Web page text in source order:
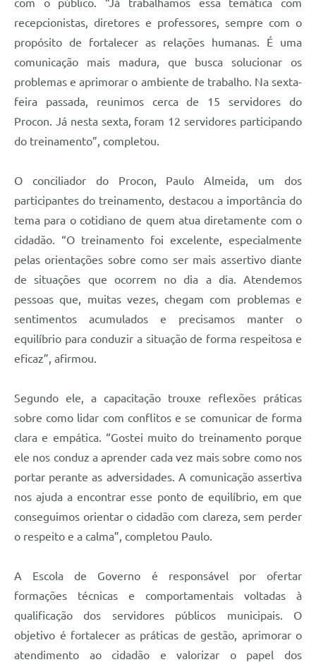
com o público. “Já trabalhamos essa temática com
recepcionistas, diretores e professores, sempre com o
propósito de fortalecer as relações humanas. É uma
comunicação mais madura, que busca solucionar os
problemas e aprimorar o ambiente de trabalho. Na sexta-
feira passada, reunimos cerca de 15 servidores do
Procon. Já nesta sexta, foram 12 servidores participando
do treinamento”, completou.
O conciliador do Procon, Paulo Almeida, um dos
participantes do treinamento, destacou a importância do
tema para o cotidiano de quem atua diretamente com o
cidadão. “O treinamento foi excelente, especialmente
pelas orientações sobre como ser mais assertivo diante
de situações que ocorrem no dia a dia. Atendemos
pessoas que, muitas vezes, chegam com problemas e
sentimentos acumulados e precisamos manter o
equilíbrio para conduzir a situação de forma respeitosa e
eficaz”, afirmou.
Segundo ele, a capacitação trouxe reflexões práticas
sobre como lidar com conflitos e se comunicar de forma
clara e empática. “Gostei muito do treinamento porque
ele nos conduz a aprender cada vez mais sobre como nos
portar perante as adversidades. A comunicação assertiva
nos ajuda a encontrar esse ponto de equilíbrio, em que
conseguimos orientar o cidadão com clareza, sem perder
o respeito e a calma”, completou Paulo.
A Escola de Governo é responsável por ofertar
formações técnicas e comportamentais voltadas à
qualificação dos servidores públicos municipais. O
objetivo é fortalecer as práticas de gestão, aprimorar o
atendimento ao cidadão e valorizar o papel dos